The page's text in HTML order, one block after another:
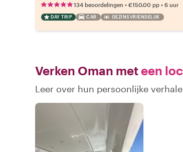
134 beoordelingen • €150.00 pp • 6 uur
DAY TRIP CAR GEZINSVRIENDELIJK
Verken Oman meteen
Leer over hun persoonlijke